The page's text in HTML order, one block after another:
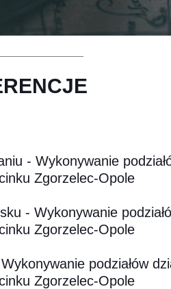
- Wykonywanie
Zgorzelec-Opole
- Wykonywanie
Zgorzelec-Opole
podziałów
Zgorzelec-Opole